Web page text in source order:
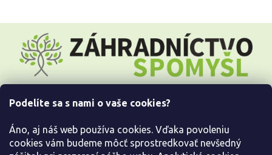
Podelíte sa s nami o vaše cookies?
Áno, aj náš web používa cookies. Vďaka povoleniu
cookies vám budeme môcť sprostredkovať nevšedný
t
Informácie pre Vás